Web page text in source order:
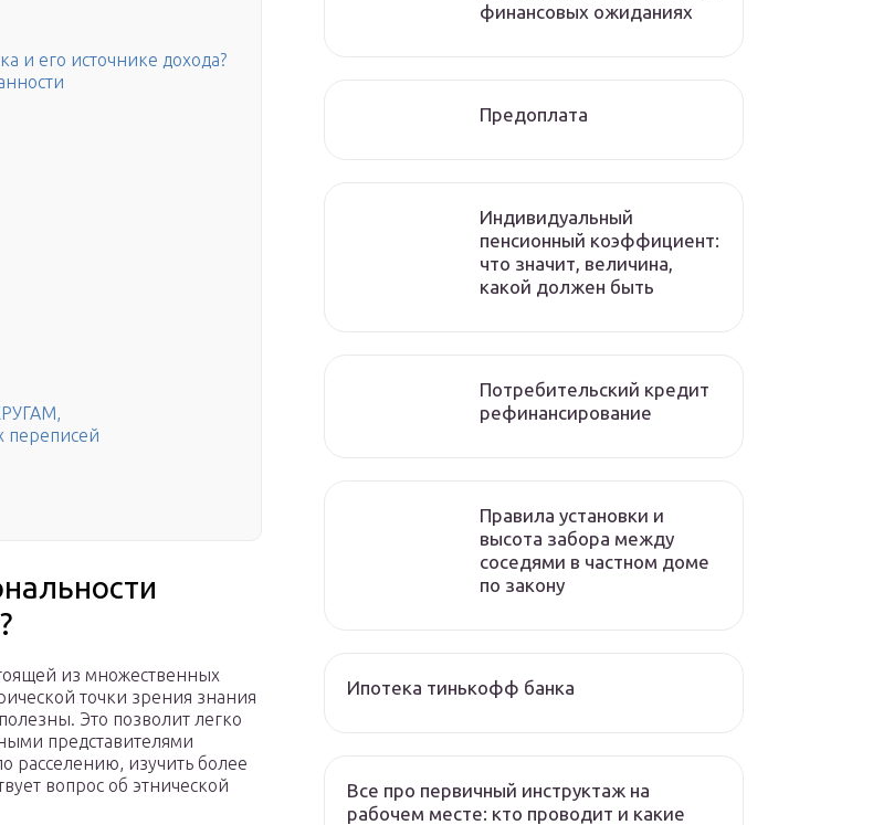
и его источнике дохода?
из множественных
точки зрения знания
Это позволит легко
представителями
расселению, изучить более
вопрос об этнической
финансовых ожиданиях
Предоплата
Индивидуальный
пенсионный коэффициент:
что значит, величина,
какой должен быть
Потребительский кредит
рефинансирование
Правила установки и
высота забора между
соседями в частном доме
по закону
Ипотека тинькофф банка
Все про первичный инструктаж на
рабочем месте: кто проводит и какие